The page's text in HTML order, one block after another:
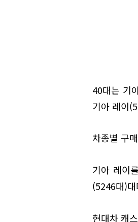
40대는 기
기아 레이
차종별 구
기아 레이
(5246대)대
현대차 캐